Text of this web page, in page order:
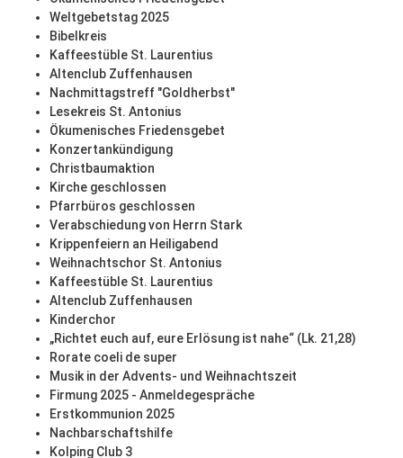
Weltgebetstag 2025
Bibelkreis
Kaffeestüble St. Laurentius
Altenclub Zuffenhausen
Nachmittagstreff "Goldherbst"
Lesekreis St. Antonius
Ökumenisches Friedensgebet
Konzertankündigung
Christbaumaktion
Kirche geschlossen
Pfarrbüros geschlossen
Verabschiedung von Herrn Stark
Krippenfeiern an Heiligabend
Weihnachtschor St. Antonius
Kaffeestüble St. Laurentius
Altenclub Zuffenhausen
Kinderchor
„Richtet euch auf, eure Erlösung ist nahe“ (Lk. 21,28)
Rorate coeli de super
Musik in der Advents- und Weihnachtszeit
Firmung 2025 - Anmeldegespräche
Erstkommunion 2025
Nachbarschaftshilfe
Kolping Club 3